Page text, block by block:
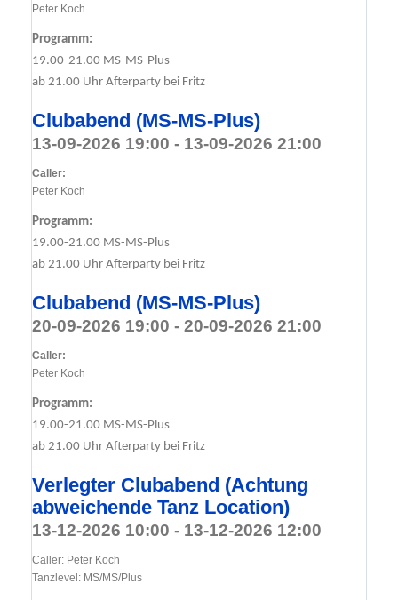
Peter Koch
Programm:
19.00-21.00 MS-MS-Plus
ab 21.00 Uhr Afterparty bei Fritz
Clubabend (MS-MS-Plus)
13-09-2026 19:00 - 13-09-2026 21:00
Caller:
Peter Koch
Programm:
19.00-21.00 MS-MS-Plus
ab 21.00 Uhr Afterparty bei Fritz
Clubabend (MS-MS-Plus)
20-09-2026 19:00 - 20-09-2026 21:00
Caller:
Peter Koch
Programm:
19.00-21.00 MS-MS-Plus
ab 21.00 Uhr Afterparty bei Fritz
Verlegter Clubabend (Achtung
abweichende Tanz Location)
13-12-2026 10:00 - 13-12-2026 12:00
Caller: Peter Koch
Tanzlevel: MS/MS/Plus